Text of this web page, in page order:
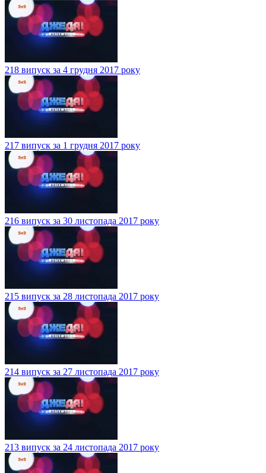
218 випуск за 4 грудня 2017 року
217 випуск за 1 грудня 2017 року
216 випуск за 30 листопада 2017 року
215 випуск за 28 листопада 2017 року
214 випуск за 27 листопада 2017 року
213 випуск за 24 листопада 2017 року